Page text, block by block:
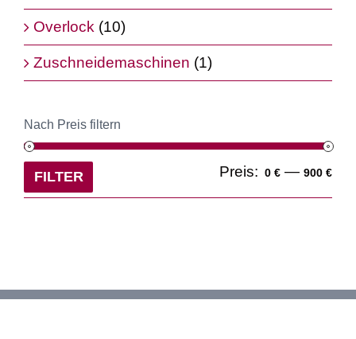
Overlock (10)
Zuschneidemaschinen (1)
Nach Preis filtern
FILTER Preis: 0 € — 900 €